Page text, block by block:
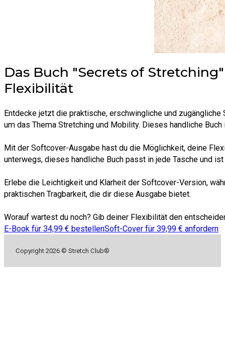
Das Buch "Secrets of
Flexibilität
Entdecke jetzt die praktische, erschwingliche und
um das Thema Stretching und Mobility. Dieses handliche
Mit der Softcover-Ausgabe hast du die Möglichkeit, deine
unterwegs, dieses handliche Buch passt in jede Tasche und
Erlebe die Leichtigkeit und Klarheit der Softcover-Version,
praktischen Tragbarkeit, die dir diese Ausgabe bietet.
Worauf wartest du noch? Gib deiner Flexibilität den
E-Book für 34,99 € bestellenSoft-Cover für 39,99 € anfordern
Copyright 2026 © Stretch Club®